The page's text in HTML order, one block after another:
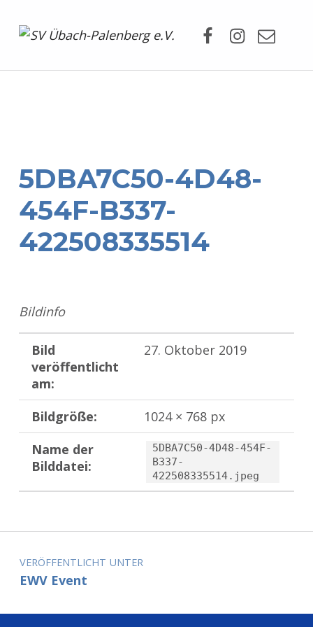
5DBA7C50-4D48-
454F-B337-
422508335514
Bildinfo
Bild
veröffentlicht
am:
27. Oktober 2019
Bildgröße:
1024 × 768 px
Name der
Bilddatei:
5DBA7C50-4D48-454F-
B337-
422508335514.jpeg
Zurück zur Hauptnavigation springen
Beitragsnavigation
VERÖFFENTLICHT UNTER
EWV Event